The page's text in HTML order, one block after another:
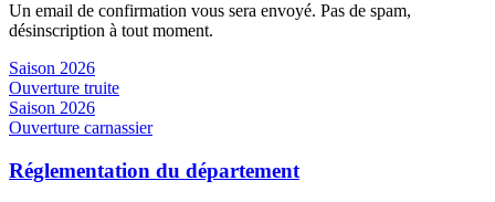
Un email de confirmation vous sera envoyé. Pas de spam,
désinscription à tout moment.
Saison 2026
Ouverture truite
Saison 2026
Ouverture carnassier
Réglementation du département